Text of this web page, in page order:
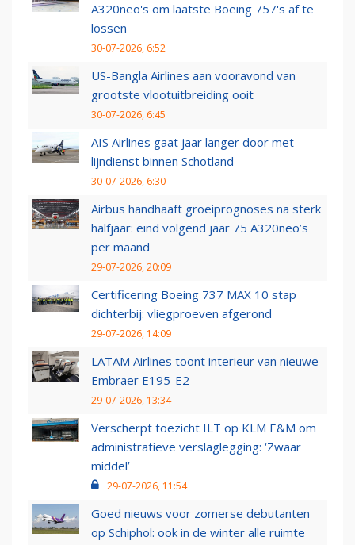
A320neo's om laatste Boeing 757's af te
lossen
30-07-2026, 6:52
US-Bangla Airlines aan vooravond van
grootste vlootuitbreiding ooit
30-07-2026, 6:45
AIS Airlines gaat jaar langer door met
lijndienst binnen Schotland
30-07-2026, 6:30
Airbus handhaaft groeiprognoses na sterk
halfjaar: eind volgend jaar 75 A320neo’s
per maand
29-07-2026, 20:09
Certificering Boeing 737 MAX 10 stap
dichterbij: vliegproeven afgerond
29-07-2026, 14:09
LATAM Airlines toont interieur van nieuwe
Embraer E195-E2
29-07-2026, 13:34
Verscherpt toezicht ILT op KLM E&M om
administratieve verslaglegging: ‘Zwaar
middel’
29-07-2026, 11:54
Goed nieuws voor zomerse debutanten
op Schiphol: ook in de winter alle ruimte